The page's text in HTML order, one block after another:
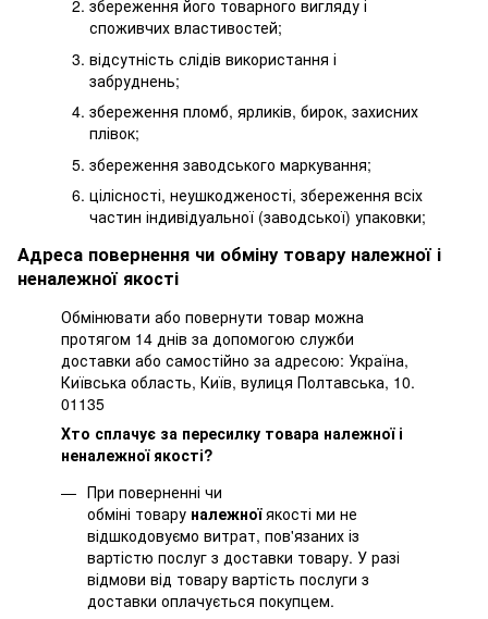
збереження його товарного вигляду і
споживчих властивостей;
відсутність слідів використання і
забруднень;
збереження пломб, ярликів, бирок, захисних
плівок;
збереження заводського маркування;
цілісності, неушкодженості, збереження всіх
частин індивідуальної (заводської) упаковки;
Адреса повернення чи обміну товару належної і
неналежної якості
Обмінювати або повернути товар можна
протягом 14 днів за допомогою служби
доставки або самостійно за адресою: Україна,
Київська область, Київ, вулиця Полтавська, 10.
01135
Хто сплачує за пересилку товара належної і
неналежної якості?
При поверненні чи
обміні товару належноїякості ми не
відшкодовуємо витрат, пов'язаних із
вартістю послуг з доставки товару. У разі
відмови від товару вартість послуги з
доставки оплачується покупцем.